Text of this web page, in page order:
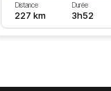
Distance
227 km
Durée
3h52